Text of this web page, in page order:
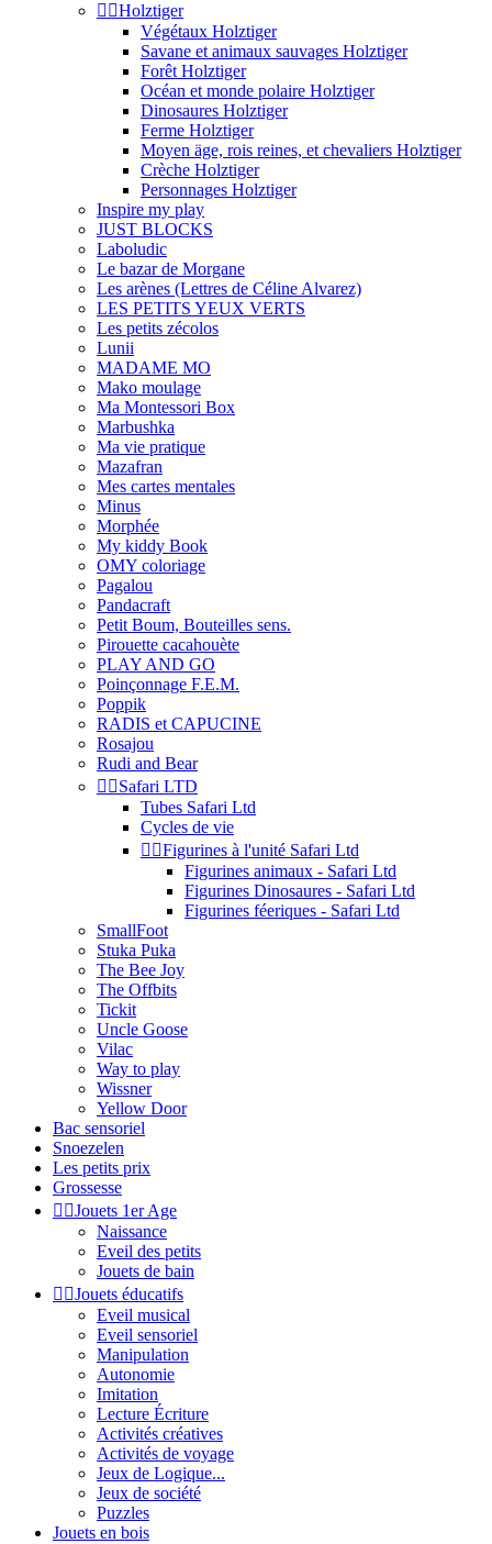
 Holztiger
Végétaux Holztiger
Savane et animaux sauvages Holztiger
Forêt Holztiger
Océan et monde polaire Holztiger
Dinosaures Holztiger
Ferme Holztiger
Moyen äge, rois reines, et chevaliers Holztiger
Crèche Holztiger
Personnages Holztiger
Inspire my play
JUST BLOCKS
Laboludic
Le bazar de Morgane
Les arènes (Lettres de Céline Alvarez)
LES PETITS YEUX VERTS
Les petits zécolos
Lunii
MADAME MO
Mako moulage
Ma Montessori Box
Marbushka
Ma vie pratique
Mazafran
Mes cartes mentales
Minus
Morphée
My kiddy Book
OMY coloriage
Pagalou
Pandacraft
Petit Boum, Bouteilles sens.
Pirouette cacahouète
PLAY AND GO
Poinçonnage F.E.M.
Poppik
RADIS et CAPUCINE
Rosajou
Rudi and Bear
 Safari LTD
Tubes Safari Ltd
Cycles de vie
 Figurines à l'unité Safari Ltd
Figurines animaux - Safari Ltd
Figurines Dinosaures - Safari Ltd
Figurines féeriques - Safari Ltd
SmallFoot
Stuka Puka
The Bee Joy
The Offbits
Tickit
Uncle Goose
Vilac
Way to play
Wissner
Yellow Door
Bac sensoriel
Snoezelen
Les petits prix
Grossesse
 Jouets 1er Age
Naissance
Eveil des petits
Jouets de bain
 Jouets éducatifs
Eveil musical
Eveil sensoriel
Manipulation
Autonomie
Imitation
Lecture Écriture
Activités créatives
Activités de voyage
Jeux de Logique...
Jeux de société
Puzzles
Jouets en bois